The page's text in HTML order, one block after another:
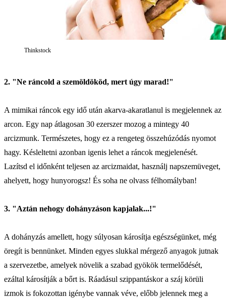
Thinkstock
2. "Ne ráncold a szemöldököd, mert úgy marad!"
A mimikai ráncok egy idő után akarva-akaratlanul is megjelennek az
arcon. Egy nap átlagosan 30 ezerszer mozog a mintegy 40
arcizmunk. Természetes, hogy ez a rengeteg összehúzódás nyomot
hagy. Késleltetni azonban igenis lehet a ráncok megjelenését.
Lazítsd el időnként teljesen az arcizmaidat, használj napszemüveget,
ahelyett, hogy hunyorogsz! És soha ne olvass félhomályban!
3. "Aztán nehogy dohányzáson kapjalak...!"
A dohányzás amellett, hogy súlyosan károsítja egészségünket, még
öregít is bennünket. Minden egyes slukkal mérgező anyagok jutnak
a szervezetbe, amelyek növelik a szabad gyökök termelődését,
ezáltal károsítják a bőrt is. Ráadásul szippantáskor a száj körüli
izmok is fokozottan igénybe vannak véve, előbb jelennek meg a